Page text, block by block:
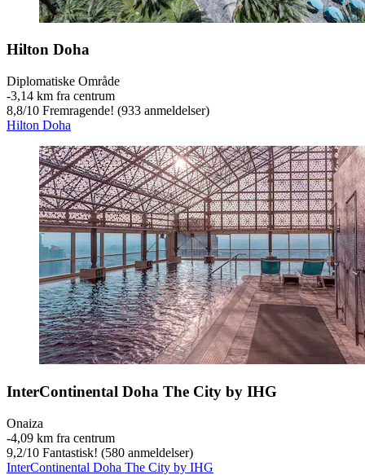
Hilton Doha
Diplomatiske Område
‐3,14 km fra centrum
8,8/10 Fremragende! (933 anmeldelser)
Hilton Doha
InterContinental Doha The City by IHG
Onaiza
‐4,09 km fra centrum
9,2/10 Fantastisk! (580 anmeldelser)
InterContinental Doha The City by IHG